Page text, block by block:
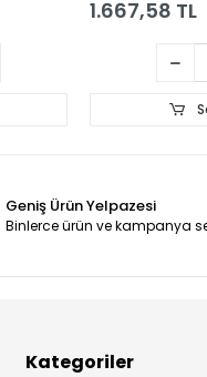
1.667,58 TL
Geniş Ürün Yelpazesi
Binlerce ürün ve kampanya
Kategoriler